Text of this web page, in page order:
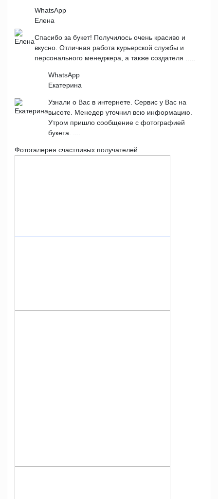
WhatsApp
Елена
Спасибо за букет! Получилось очень красиво и
вкусно. Отличная работа курьерской службы и
персонального менеджера, а также создателя .....
WhatsApp
Екатерина
Узнали о Вас в интернете. Сервис у Вас на
высоте. Менедер уточнил всю информацию.
Утром пришло сообщение с фотографией
букета. ....
Фотогалерея счастливых получателей